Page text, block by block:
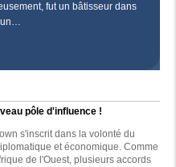
fut un bâtisseur dans
un…
pôle d'influence !
s'inscrit dans la volonté du
et économique. Comme
de l'Ouest, plusieurs accords